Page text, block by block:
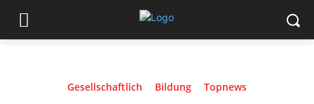
Gesellschaftlich Bildung Topnews